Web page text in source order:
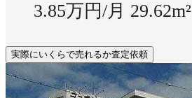
3.85万円/月 29.62m²
実際にいくらで売れるか査定依頼